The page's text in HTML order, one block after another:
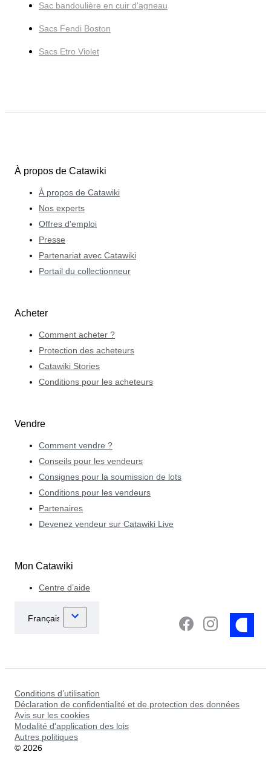
Sac bandoulière en cuir d'agneau
Sacs Fendi Boston
Sacs Etro Violet
À propos de Catawiki
À propos de Catawiki
Nos experts
Offres d'emploi
Presse
Partenariat avec Catawiki
Portail du collectionneur
Acheter
Comment acheter ?
Protection des acheteurs
Catawiki Stories
Conditions pour les acheteurs
Vendre
Comment vendre ?
Conseils pour les vendeurs
Consignes pour la soumission de lots
Conditions pour les vendeurs
Partenaires
Devenez vendeur sur Catawiki Live
Mon Catawiki
Centre d’aide
Conditions d’utilisation
Déclaration de confidentialité et de protection des données
Avis sur les cookies
Modalité d'application des lois
Autres politiques
© 2026